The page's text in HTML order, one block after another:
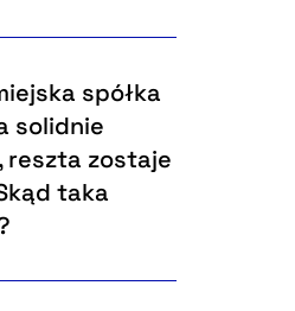
spółka
solidnie
reszta zostaje
taka